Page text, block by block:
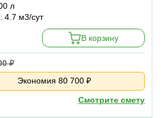
л
4.7 м3/сут
В корзину
₽
Экономия 80 700 ₽
Смотрите смету